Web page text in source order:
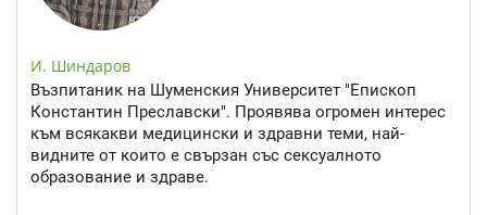
И. Шиндаров
Възпитаник на Шуменския Университет "Епископ
Константин Преславски". Проявява огромен интерес
към всякакви медицински и здравни теми, най-
видните от които е свързан със сексуалното
образование и здраве.